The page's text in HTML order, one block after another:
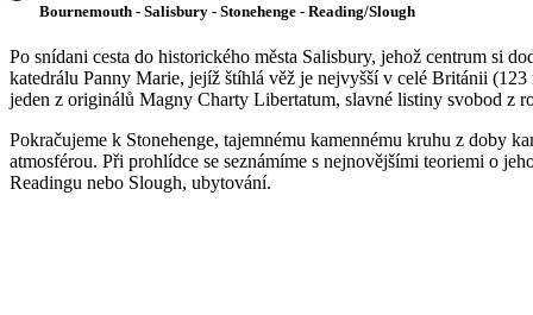
Bournemouth - Salisbury - Stonehenge - Reading/Slough
Po snídani cesta do historického města Salisbury, jehož centrum si
katedrálu Panny Marie, jejíž štíhlá věž je nejvyšší v celé Británii
jeden z originálů Magny Charty Libertatum, slavné listiny svobod z
Pokračujeme k Stonehenge, tajemnému kamennému kruhu z doby
atmosférou. Při prohlídce se seznámíme s nejnovějšími teoriemi o
Readingu nebo Slough, ubytování.